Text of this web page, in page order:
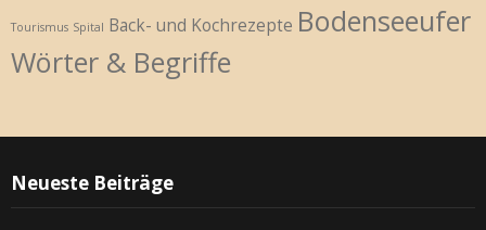
Tourismus Spital Back- und Kochrezepte Bodenseeufer
Wörter & Begriffe
Neueste Beiträge